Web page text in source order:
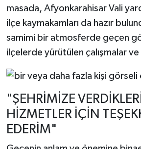
masada, Afyonkarahisar Vali
ilçe kaymakamları da hazır
samimi bir atmosferde geçen
ilçelerde yürütülen çalışmalar ve
"ŞEHRİMİZE
HİZMETLER İÇİN
EDERİM"